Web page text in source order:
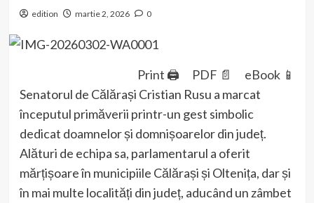
edition martie 2, 2026 0
Print 🖨 PDF 📄
eBook 📱
Senatorul de Călărași Cristian Rusu a marcat
începutul primăverii printr-un gest simbolic
dedicat doamnelor și domnișoarelor din județ.
Alături de echipa sa, parlamentarul a oferit
mărțișoare în municipiile Călărași și Oltenița, dar și
în mai multe localități din județ, aducând un zâmbet